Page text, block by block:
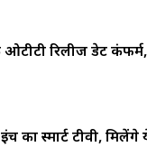
रिलीज डेट कंफर्म,
स्मार्ट टीवी, मिलेंगे